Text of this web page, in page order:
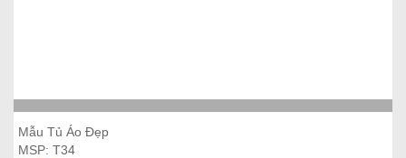
Mẫu Tủ Áo Đẹp
MSP: T34